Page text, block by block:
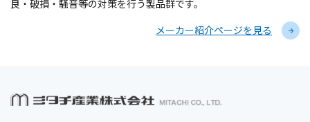
良・破損・騒音等の対策を行う製品群です。
メーカー紹介ページを見る